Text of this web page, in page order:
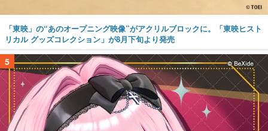
「東映」の“あのオープニング映像”がアクリルブロックに。「東映ヒスト
リカル グッズコレクション」が8月下旬より発売
5